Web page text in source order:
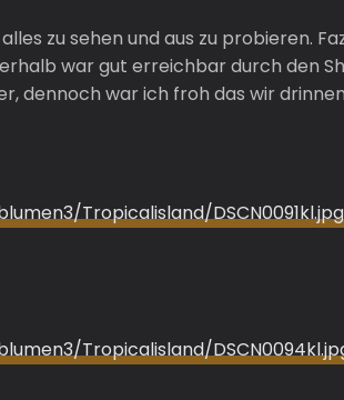
zu sehen und aus zu probieren.
war gut erreichbar durch den
dennoch war ich froh das wir
Tropicalisland/DSCN0091kl.jpg
Tropicalisland/